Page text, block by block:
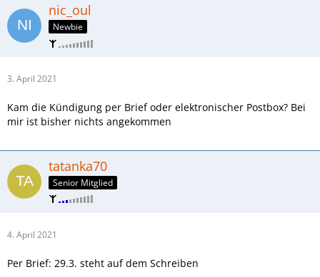
nic_oul
Newbie
3. April 2021
Kam die Kündigung per Brief oder elektronischer Postbox? Bei
mir ist bisher nichts angekommen
tatanka70
Senior Mitglied
4. April 2021
Per Brief: 29.3. steht auf dem Schreiben